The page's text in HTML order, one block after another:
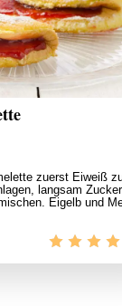
zuerst Eiweiß
langsam Zucker
Eigelb und